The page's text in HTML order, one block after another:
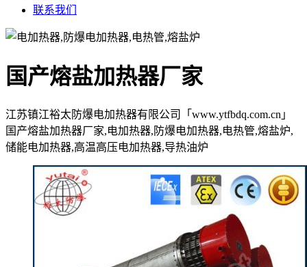
联系我们
国产熔盐加热器厂家
江苏镇江裕太防爆电加热器有限公司「www.ytfbdq.com.cn」
国产熔盐加热器厂家,电加热器,防爆电加热器,电热管,熔盐炉,
储能电加热器,高温高压电加热器,导热油炉